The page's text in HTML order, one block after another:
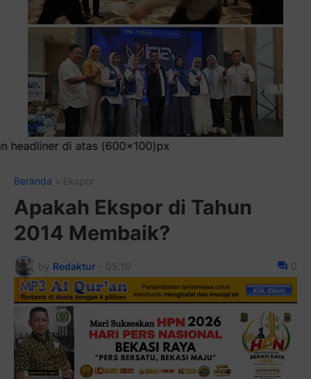
Beranda Ekspor
Apakah Ekspor di Tahun
2014 Membaik?
by Redaktur - 05.10 0